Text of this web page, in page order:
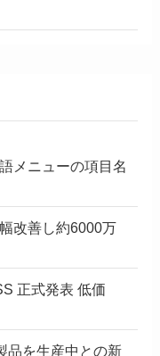
メニューの項目名
改善し約6000万
正式発表 低価
品を生産中との新